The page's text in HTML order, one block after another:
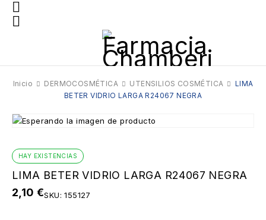
Inicio DERMOCOSMÉTICA UTENSILIOS COSMÉTICA
LIMA
BETER VIDRIO LARGA R24067 NEGRA
HAY EXISTENCIAS
LIMA BETER VIDRIO LARGA R24067 NEGRA
2,10 €SKU:155127